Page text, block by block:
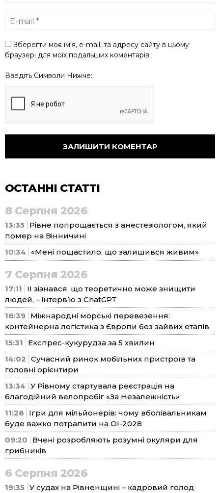
Зберегти моє ім'я, e-mail, та адресу сайту в цьому
браузері для моїх подальших коментарів.
Введіть Символи Нижче:
ОСТАННІ СТАТТІ
8 Серпня 2026
13:35 Рівне попрощається з анестезіологом, який
помер на Вінничині
10:34
«Мені пощастило, що залишився живим»
7 Серпня 2026
17:11
ІІ зізнався, що теоретично може знищити
людей, – інтерв’ю з ChatGPT
16:39 Міжнародні морські перевезення:
контейнерна логістика з Європи без зайвих етапів
15:31
Експрес-кукурудза за 5 хвилин
14:02 Сучасний ринок мобільних пристроїв та
головні орієнтири
13:34 У Рівному стартувала реєстрація на
благодійний велопробіг «За Незалежність»
11:28
Ігри для мільйонерів: чому вболівальникам
буде важко потрапити на ОІ-2028
09:20
Вчені розробляють розумні окуляри для
грибників
6 Серпня 2026
19:35 У судах на Рівненщині – кадровий голод